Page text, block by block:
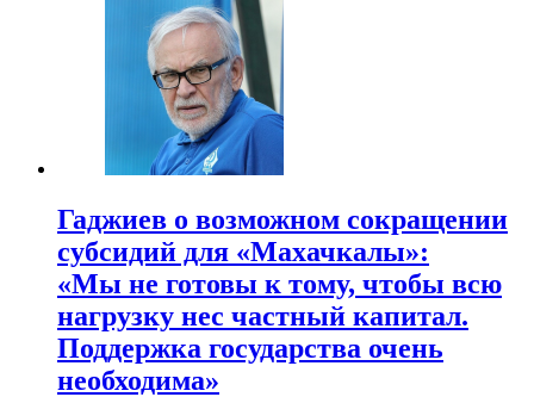
Гаджиев о возможном сокращении
субсидий для «Махачкалы»:
«Мы не готовы к тому, чтобы всю
нагрузку нес частный капитал.
Поддержка государства очень
необходима»